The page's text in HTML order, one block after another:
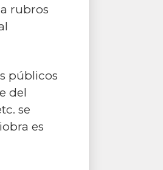
rubros
públicos
del
se
es